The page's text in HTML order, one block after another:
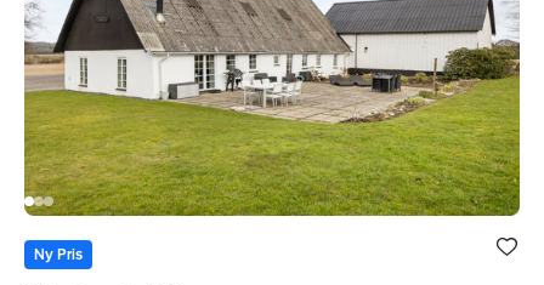
6630
Rødding
Bolig er
under dine
Ny Pris